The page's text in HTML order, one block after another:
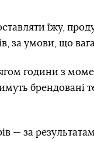
їжу,
за умови, що
години з
брендовані
за